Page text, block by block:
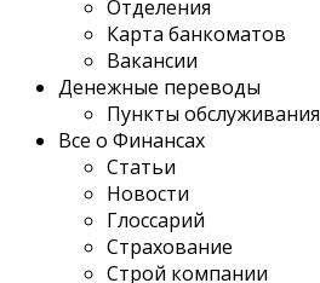
Отделения
Карта банкоматов
Вакансии
Денежные переводы
Пункты обслуживания
Все о Финансах
Статьи
Новости
Глоссарий
Страхование
Строй компании